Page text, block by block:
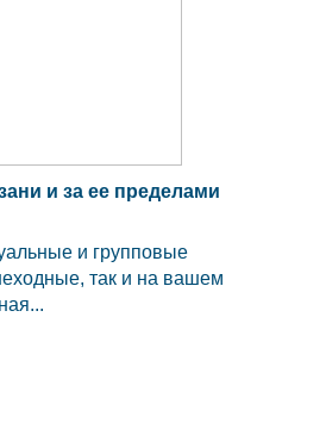
и за ее пределами
и групповые
так и на вашем